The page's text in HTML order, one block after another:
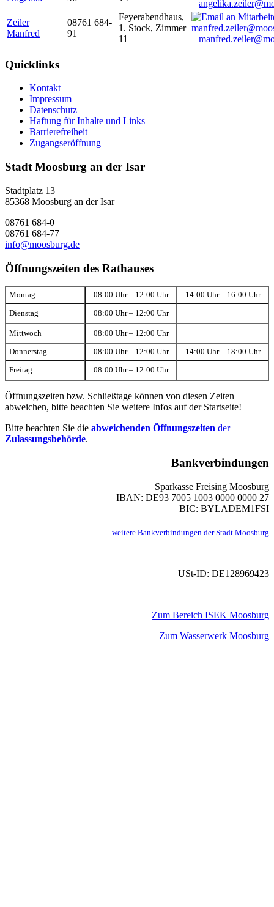
Zeiler
Manfred
08761 684-
91
Feyerabendhaus,
1. Stock, Zimmer
11
Quicklinks
Kontakt
Impressum
Datenschutz
Haftung für Inhalte und Links
Barrierefreiheit
Zugangseröffnung
Stadt Moosburg an der Isar
Stadtplatz 13
85368 Moosburg an der Isar
08761 684-0
08761 684-77
info@moosburg.de
Öffnungszeiten des Rathauses
Montag 08:00 Uhr – 12:00 Uhr 14:00 Uhr – 16:00 Uhr
Dienstag 08:00 Uhr – 12:00 Uhr
Mittwoch 08:00 Uhr – 12:00 Uhr
Donnerstag 08:00 Uhr – 12:00 Uhr 14:00 Uhr – 18:00 Uhr
Freitag 08:00 Uhr – 12:00 Uhr
Öffnungszeiten bzw. Schließtage können von diesen Zeiten
abweichen, bitte beachten Sie weitere Infos auf der Startseite!
Bitte beachten Sie die abweichenden Öffnungszeiten der
Zulassungsbehörde.
Bankverbindungen
Sparkasse Freising Moosburg
IBAN: DE93 7005 1003 0000 0000 27
BIC: BYLADEM1FSI
weitere Bankverbindungen der Stadt Moosburg
USt-ID: DE128969423
Zum Bereich ISEK Moosburg
Zum Wasserwerk Moosburg